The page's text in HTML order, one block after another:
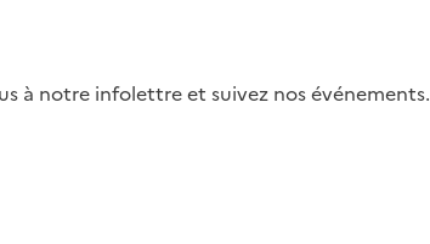
à notre infolettre et suivez nos événements.